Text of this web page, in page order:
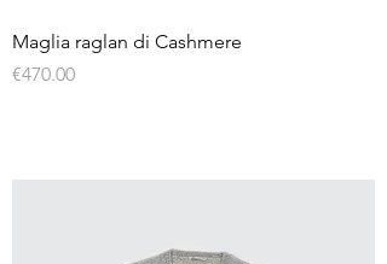
Maglia raglan di Cashmere
Price
€470.00